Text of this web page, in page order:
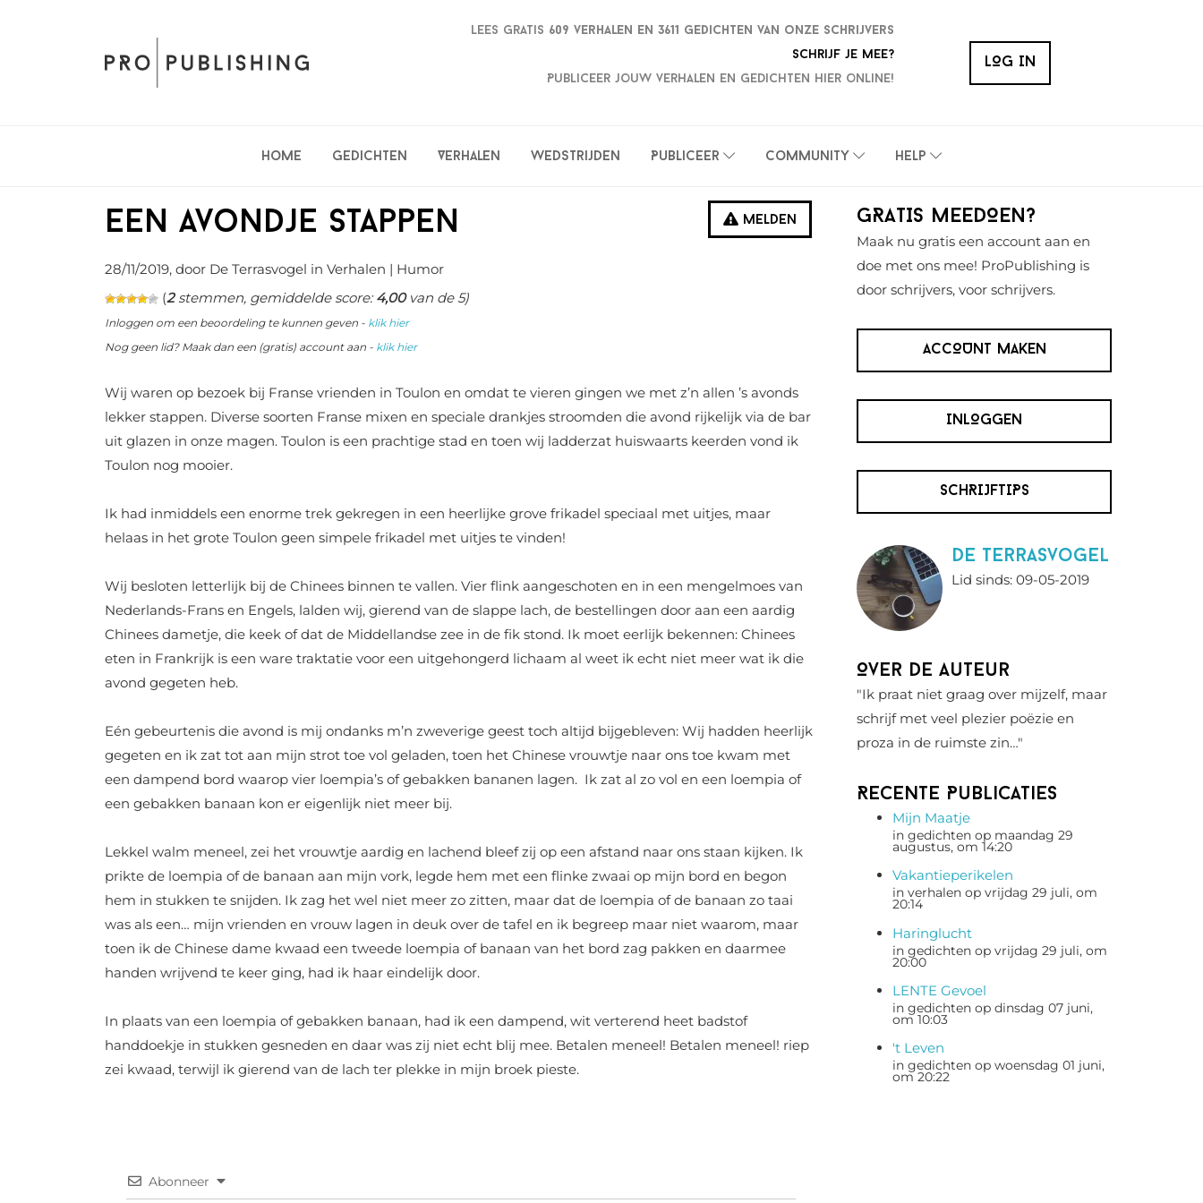
Lees gratis 609 verhalen en 3611 gedichten van onze schrijvers
Schrijf je mee?
Publiceer jouw verhalen en gedichten hier online!
LOG IN
Home Gedichten Verhalen Wedstrijden Publiceer Community Help
Melden
Een avondje stappen
28/11/2019, door De Terrasvogel in Verhalen | Humor
(2stemmen, gemiddelde score:4,00van de 5)
Inloggen om een beoordeling te kunnen geven - klik hier
Nog geen lid? Maak dan een (gratis) account aan - klik hier
Wij waren op bezoek bij Franse vrienden in Toulon en omdat te vieren gingen we met z’n allen ’s avonds
lekker stappen. Diverse soorten Franse mixen en speciale drankjes stroomden die avond rijkelijk via de bar
uit glazen in onze magen. Toulon is een prachtige stad en toen wij ladderzat huiswaarts keerden vond ik
Toulon nog mooier.
Ik had inmiddels een enorme trek gekregen in een heerlijke grove frikadel speciaal met uitjes, maar
helaas in het grote Toulon geen simpele frikadel met uitjes te vinden!
Wij besloten letterlijk bij de Chinees binnen te vallen. Vier flink aangeschoten en in een mengelmoes van
Nederlands-Frans en Engels, lalden wij, gierend van de slappe lach, de bestellingen door aan een aardig
Chinees dametje, die keek of dat de Middellandse zee in de fik stond. Ik moet eerlijk bekennen: Chinees
eten in Frankrijk is een ware traktatie voor een uitgehongerd lichaam al weet ik echt niet meer wat ik die
avond gegeten heb.
Eén gebeurtenis die avond is mij ondanks m’n zweverige geest toch altijd bijgebleven: Wij hadden heerlijk
gegeten en ik zat tot aan mijn strot toe vol geladen, toen het Chinese vrouwtje naar ons toe kwam met
een dampend bord waarop vier loempia’s of gebakken bananen lagen. Ik zat al zo vol en een loempia of
een gebakken banaan kon er eigenlijk niet meer bij.
Lekkel walm meneel, zei het vrouwtje aardig en lachend bleef zij op een afstand naar ons staan kijken. Ik
prikte de loempia of de banaan aan mijn vork, legde hem met een flinke zwaai op mijn bord en begon
hem in stukken te snijden. Ik zag het wel niet meer zo zitten, maar dat de loempia of de banaan zo taai
was als een… mijn vrienden en vrouw lagen in deuk over de tafel en ik begreep maar niet waarom, maar
toen ik de Chinese dame kwaad een tweede loempia of banaan van het bord zag pakken en daarmee
handen wrijvend te keer ging, had ik haar eindelijk door.
In plaats van een loempia of gebakken banaan, had ik een dampend, wit verterend heet badstof
handdoekje in stukken gesneden en daar was zij niet echt blij mee. Betalen meneel! Betalen meneel! riep
zei kwaad, terwijl ik gierend van de lach ter plekke in mijn broek pieste.
Abonneer
Primaire
Sidebar
GRATIS MEEDOEN?
Maak nu gratis een account aan en
doe met ons mee! ProPublishing is
door schrijvers, voor schrijvers.
ACCOUNT MAKEN
INLOGGEN
SCHRIJFTIPS
De Terrasvogel
Lid sinds: 09-05-2019
Over de auteur
"Ik praat niet graag over mijzelf, maar
schrijf met veel plezier poëzie en
proza in de ruimste zin…"
Recente Publicaties
Mijn Maatje
in gedichten op maandag 29
augustus, om 14:20
Vakantieperikelen
in verhalen op vrijdag 29 juli, om
20:14
Haringlucht
in gedichten op vrijdag 29 juli, om
20:00
LENTE Gevoel
in gedichten op dinsdag 07 juni,
om 10:03
't Leven
in gedichten op woensdag 01 juni,
om 20:22